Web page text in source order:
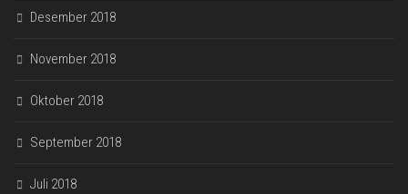
Desember 2018
November 2018
Oktober 2018
September 2018
Juli 2018